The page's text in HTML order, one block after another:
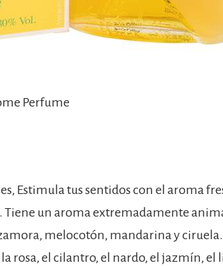
Perfume
Estimula tus sentidos con el aroma
Tiene un aroma extremadamente
melocotón, mandarina y ciruela.
rosa, el cilantro, el nardo, el jazmín, el